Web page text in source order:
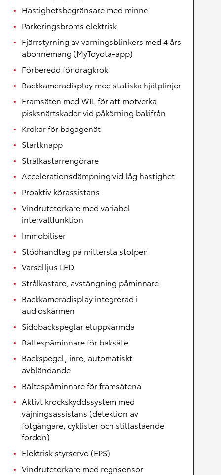
Hastighetsbegränsare med minne
Parkeringsbroms elektrisk
Fjärrstyrning av varningsblinkers med 4 års
abonnemang (MyToyota-app)
Förberedd för dragkrok
Backkameradisplay med statiska hjälplinjer
Framsäten med WIL för att motverka
pisksnärtskador vid påkörning bakifrån
Krokar för bagagenät
Startknapp
Strålkastarrengörare
Accelerationsdämpning vid låg hastighet
Proaktiv körassistans
Vindrutetorkare med variabel
intervallfunktion
Immobiliser
Stödhandtag på mittersta stolpen
Varselljus LED
Strålkastare, avstängning påminnare
Backkameradisplay integrerad i
audioskärmen
Sidobackspeglar eluppvärmda
Bältespåminnare för baksäte
Backspegel, inre, automatiskt
avbländande
Bältespåminnare för framsätena
Aktivt krockskyddssystem med
väjningsassistans (detektion av
fotgängare, cyklister och stillastående
fordon)
Elektrisk styrservo (EPS)
Vindrutetorkare med regnsensor